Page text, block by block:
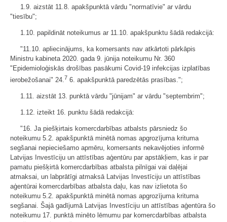
1.9. aizstāt 11.8. apakšpunktā vārdu "normatīvie" ar vārdu
"tiesību";
1.10. papildināt noteikumus ar 11.10. apakšpunktu šādā redakcijā:
"11.10. apliecinājums, ka komersants nav atkārtoti pārkāpis
Ministru kabineta 2020. gada 9. jūnija noteikumu Nr. 360
"Epidemioloģiskās drošības pasākumi Covid-19 infekcijas izplatības
ierobežošanai" 24.7 6. apakšpunktā paredzētās prasības.";
1.11. aizstāt 13. punktā vārdu "jūnijam" ar vārdu "septembrim";
1.12. izteikt 16. punktu šādā redakcijā:
"16. Ja piešķirtais komercdarbības atbalsts pārsniedz šo
noteikumu 5.2. apakšpunktā minētā nomas apgrozījuma krituma
segšanai nepieciešamo apmēru, komersants nekavējoties informē
Latvijas Investīciju un attīstības aģentūru par apstākļiem, kas ir par
pamatu piešķirtā komercdarbības atbalsta pilnīgai vai daļējai
atmaksai, un labprātīgi atmaksā Latvijas Investīciju un attīstības
aģentūrai komercdarbības atbalsta daļu, kas nav izlietota šo
noteikumu 5.2. apakšpunktā minētā nomas apgrozījuma krituma
segšanai. Šajā gadījumā Latvijas Investīciju un attīstības aģentūra šo
noteikumu 17. punktā minēto lēmumu par komercdarbības atbalsta